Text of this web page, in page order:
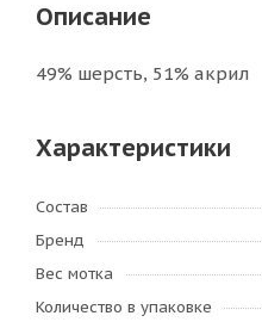
Описание
49% шерсть, 51% акрил
Характеристики
Состав
Бренд
Вес мотка
Количество в упаковке